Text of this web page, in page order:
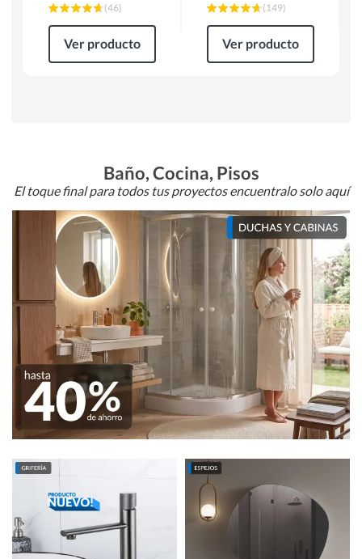
(46)
Ver producto
(149)
Ver producto
Baño, Cocina, Pisos
El toque final para todos tus proyectos encuentralo solo aquí